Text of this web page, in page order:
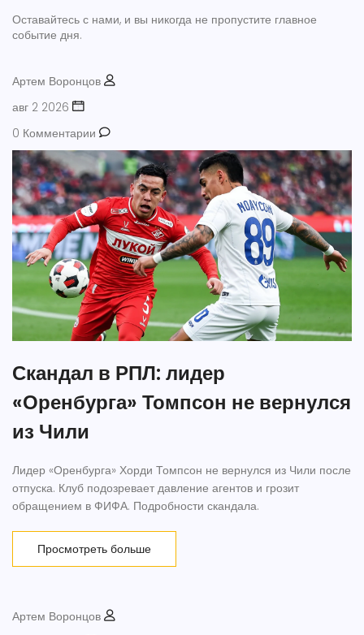
Оставайтесь с нами, и вы никогда не пропустите главное
событие дня.
Артем Воронцов
авг 2 2026
0 Комментарии
Скандал в РПЛ: лидер
«Оренбурга» Томпсон не вернулся
из Чили
Лидер «Оренбурга» Хорди Томпсон не вернулся из Чили после
отпуска. Клуб подозревает давление агентов и грозит
обращением в ФИФА. Подробности скандала.
Просмотреть больше
Артем Воронцов